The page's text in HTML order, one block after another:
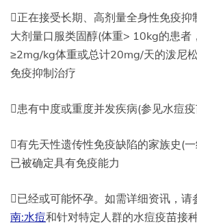
正在接受长期、高剂量全身性免疫抑
大剂量口服类固醇(体重> 10kg的患者
≥2mg/kg体重或总计20mg/天的泼尼
免疫抑制治疗
患有中度或重度并发疾病(参见水痘
有先天性遗传性免疫缺陷的家族史(
已被确定具有免疫能力
已经或可能怀孕。如需详细资讯，请
南:水痘和针对特定人群的水痘疫苗接